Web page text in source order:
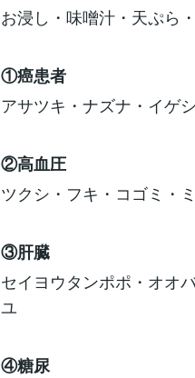
お浸し・味噌汁・天ぷら
①癌患者
アサツキ・ナズナ・イゲ
②高血圧
ツクシ・フキ・コゴミ・
③肝臓
セイヨウタンポポ・オオ
ユ
④糖尿